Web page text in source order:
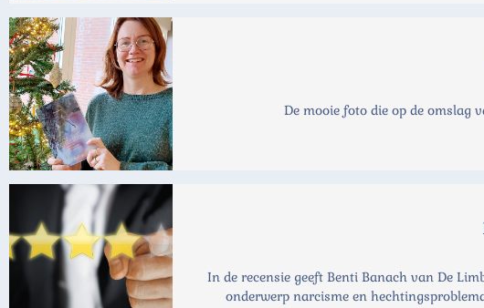
De mooie foto die op de omslag
In de recensie geeft Benti Banach van De
onderwerp narcisme en